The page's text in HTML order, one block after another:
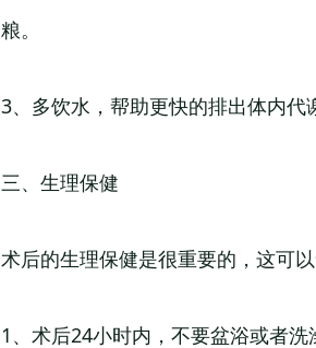
粮。
3、多饮水，帮助更快的排出体内代
三、生理保健
术后的生理保健是很重要的，这可
1、术后24小时内，不要盆浴或者洗